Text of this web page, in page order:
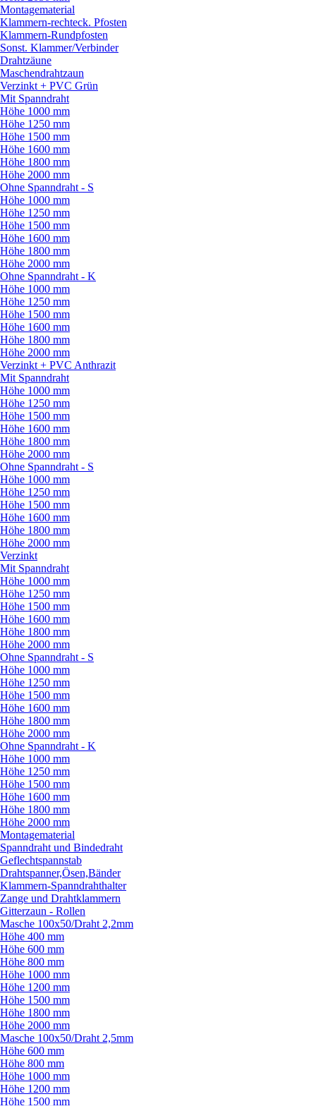
Montagematerial
Klammern-rechteck. Pfosten
Klammern-Rundpfosten
Sonst. Klammer/Verbinder
Drahtzäune
Maschendrahtzaun
Verzinkt + PVC Grün
Mit Spanndraht
Höhe 1000 mm
Höhe 1250 mm
Höhe 1500 mm
Höhe 1600 mm
Höhe 1800 mm
Höhe 2000 mm
Ohne Spanndraht - S
Höhe 1000 mm
Höhe 1250 mm
Höhe 1500 mm
Höhe 1600 mm
Höhe 1800 mm
Höhe 2000 mm
Ohne Spanndraht - K
Höhe 1000 mm
Höhe 1250 mm
Höhe 1500 mm
Höhe 1600 mm
Höhe 1800 mm
Höhe 2000 mm
Verzinkt + PVC Anthrazit
Mit Spanndraht
Höhe 1000 mm
Höhe 1250 mm
Höhe 1500 mm
Höhe 1600 mm
Höhe 1800 mm
Höhe 2000 mm
Ohne Spanndraht - S
Höhe 1000 mm
Höhe 1250 mm
Höhe 1500 mm
Höhe 1600 mm
Höhe 1800 mm
Höhe 2000 mm
Verzinkt
Mit Spanndraht
Höhe 1000 mm
Höhe 1250 mm
Höhe 1500 mm
Höhe 1600 mm
Höhe 1800 mm
Höhe 2000 mm
Ohne Spanndraht - S
Höhe 1000 mm
Höhe 1250 mm
Höhe 1500 mm
Höhe 1600 mm
Höhe 1800 mm
Höhe 2000 mm
Ohne Spanndraht - K
Höhe 1000 mm
Höhe 1250 mm
Höhe 1500 mm
Höhe 1600 mm
Höhe 1800 mm
Höhe 2000 mm
Montagematerial
Spanndraht und Bindedraht
Geflechtspannstab
Drahtspanner,Ösen,Bänder
Klammern-Spanndrahthalter
Zange und Drahtklammern
Gitterzaun - Rollen
Masche 100x50/Draht 2,2mm
Höhe 400 mm
Höhe 600 mm
Höhe 800 mm
Höhe 1000 mm
Höhe 1200 mm
Höhe 1500 mm
Höhe 1800 mm
Höhe 2000 mm
Masche 100x50/Draht 2,5mm
Höhe 600 mm
Höhe 800 mm
Höhe 1000 mm
Höhe 1200 mm
Höhe 1500 mm